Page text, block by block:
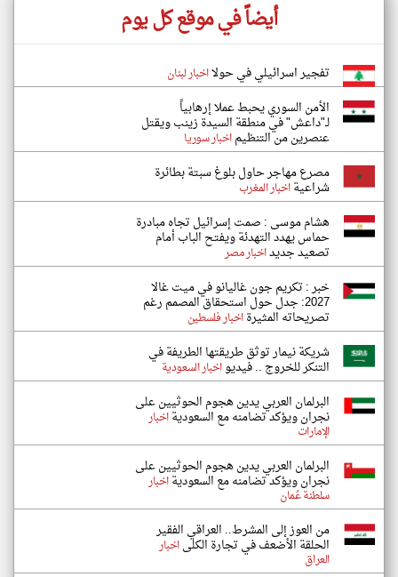
أيضاً في موقع كل يوم
تفجير اسرائيلي في حولااخبار لبنان
الأمن السوري يحبط عملا إرهابياً
لـ"داعش" في منطقة السيدة زينب ويقتل
عنصرين من التنظيماخبار سوريا
مصرع مهاجر حاول بلوغ سبتة بطائرة
شراعيةاخبار المغرب
هشام موسى : صمت إسرائيل تجاه مبادرة
حماس يهدد التهدئة ويفتح الباب أمام
تصعيد جديداخبار مصر
خبر : تكريم جون غاليانو في ميت غالا
2027: جدل حول استحقاق المصمم رغم
تصريحاته المثيرةاخبار فلسطين
شريكة نيمار توثق طريقتها الطريفة في
التنكر للخروج .. فيديواخبار السعودية
البرلمان العربي يدين هجوم الحوثيين على
نجران ويؤكد تضامنه مع السعوديةاخبار
الإمارات
البرلمان العربي يدين هجوم الحوثيين على
نجران ويؤكد تضامنه مع السعوديةاخبار
سلطنة عُمان
من العوز إلى المشرط.. العراقي الفقير
الحلقة الأضعف في تجارة الكلىاخبار
العراق